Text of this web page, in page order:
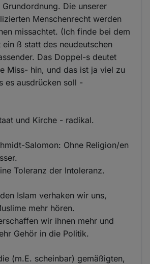
Die unserer
Menschenrecht werden
missachtet. (Ich finde bei dem
ß statt des neudeutschen
Das Doppel-s deutet
Miss- hin, und das ist ja viel zu
es ausdrücken soll -
und Kirche - radikal.
Salomon: Ohne Religion/en
Toleranz der Intoleranz.
Islam verhaken wir uns,
mehr hören.
wir ihnen mehr und
Gehör in die Politik.
(m.E. scheinbar) gemäßigten,